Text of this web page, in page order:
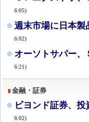
6:05)
週末市場に日本製
6:02)
オーソトサパー
6:21)
金融・証券
ビヨンド証券、
6:02)